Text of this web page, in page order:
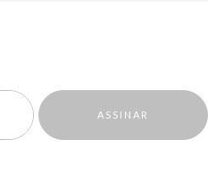
ASSINAR